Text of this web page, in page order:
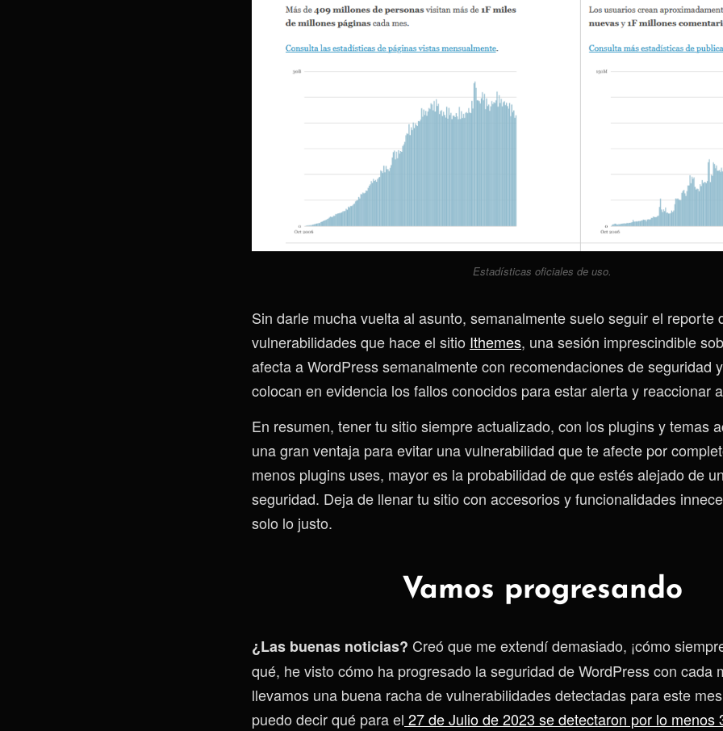
Estadísticas oficiales de uso.
Sin darle mucha vuelta al asunto, semanalmente suelo seguir el reporte
vulnerabilidades que hace el sitio Ithemes, una sesión imprescindible
afecta a WordPress semanalmente con recomendaciones de seguridad
colocan en evidencia los fallos conocidos para estar alerta y reaccionar
En resumen, tener tu sitio siempre actualizado, con los plugins y temas
una gran ventaja para evitar una vulnerabilidad que te afecte por
menos plugins uses, mayor es la probabilidad de que estés alejado de
seguridad. Deja de llenar tu sitio con accesorios y funcionalidades
solo lo justo.
Vamos progresando
¿Las buenas noticias? Creó que me extendí demasiado, ¡cómo
qué, he visto cómo ha progresado la seguridad de WordPress con cada
llevamos una buena racha de vulnerabilidades detectadas para este
puedo decir qué para el 27 de Julio de 2023 se detectaron por lo menos